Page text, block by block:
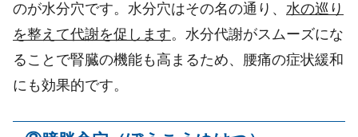
のが水分穴です。水分穴はその名の通り、 水の巡り
を整えて代謝を促します。水分代謝がスムーズにな
ることで腎臓の機能も高まるため、腰痛の症状緩和
にも効果的です。